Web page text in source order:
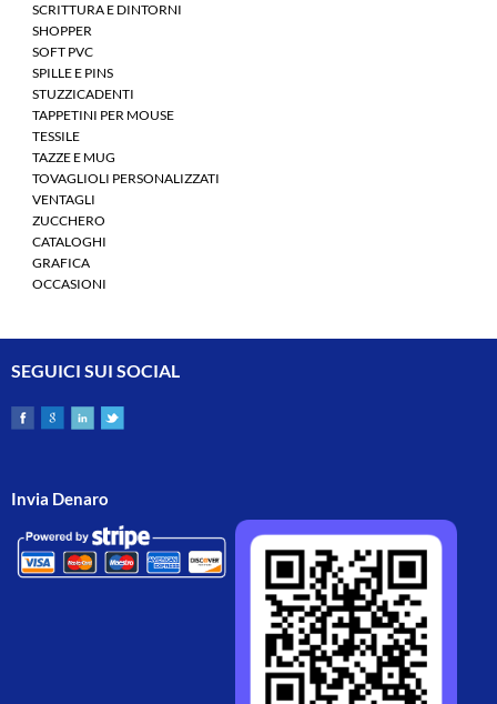
SCRITTURA E DINTORNI
SHOPPER
SOFT PVC
SPILLE E PINS
STUZZICADENTI
TAPPETINI PER MOUSE
TESSILE
TAZZE E MUG
TOVAGLIOLI PERSONALIZZATI
VENTAGLI
ZUCCHERO
CATALOGHI
GRAFICA
OCCASIONI
SEGUICI SUI SOCIAL
Invia Denaro